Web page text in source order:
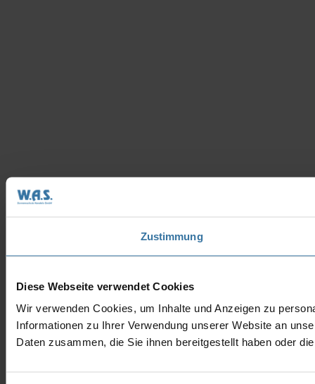
Zustimmung
Diese Webseite verwendet Cookies
Wir verwenden Cookies, um Inhalte und Anzeigen zu
Informationen zu Ihrer Verwendung unserer Website an
Daten zusammen, die Sie ihnen bereitgestellt haben oder